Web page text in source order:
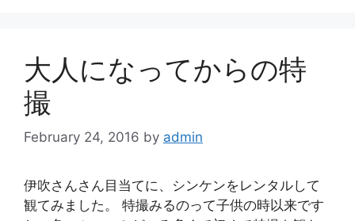
大人になってからの特
撮
February 24, 2016 by admin
伊吹さんさん目当てに、シンケンをレンタルして
観てみました。 特撮みるのって子供の時以来です